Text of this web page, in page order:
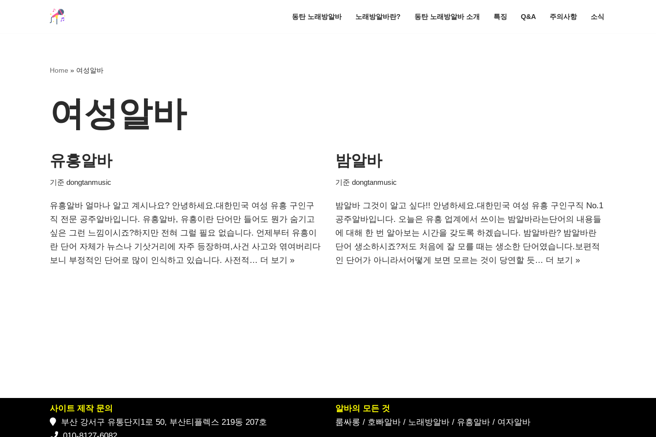
동탄 노래방알바 노래방알바란? 동탄 노래방알바 소개 특징 Q&A 주의사항 소식
Home » 여성알바
여성알바
유흥알바
기준 dongtanmusic
유흥알바 얼마나 알고 계시나요? 안녕하세요.대한민국 여성 유흥 구인구
직 전문 공주알바입니다. 유흥알바, 유흥이란 단어만 들어도 뭔가 숨기고
싶은 그런 느낌이시죠?하지만 전혀 그럴 필요 없습니다. 언제부터 유흥이
란 단어 자체가 뉴스나 기삿거리에 자주 등장하며,사건 사고와 엮여버리다
보니 부정적인 단어로 많이 인식하고 있습니다. 사전적… 더 보기 »
밤알바
기준 dongtanmusic
밤알바 그것이 알고 싶다!! 안녕하세요.대한민국 여성 유흥 구인구직 No.1
공주알바입니다. 오늘은 유흥 업계에서 쓰이는 밤알바라는단어의 내용들
에 대해 한 번 알아보는 시간을 갖도록 하겠습니다. 밤알바란? 밤알바란
단어 생소하시죠?저도 처음에 잘 모를 때는 생소한 단어였습니다.보편적
인 단어가 아니라서어떻게 보면 모르는 것이 당연할 듯… 더 보기 »
사이트 제작 문의
부산 강서구 유통단지1로 50, 부산티플렉스 219동 207호
알바의 모든 것
룸싸롱 / 호빠알바 / 노래방알바 / 유흥알바 / 여자알바